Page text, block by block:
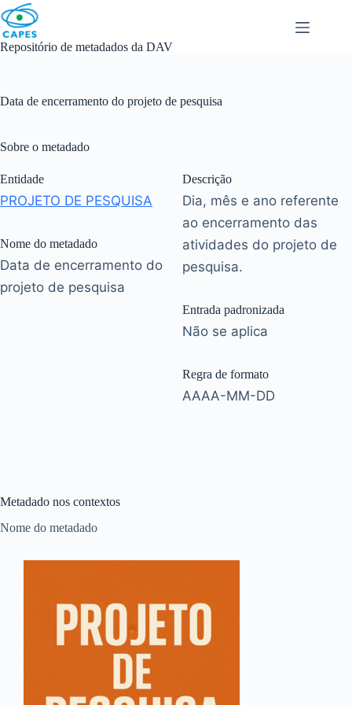
Skip
to
content
Repositório de metadados da DAV
Data de encerramento do projeto de pesquisa
Sobre o metadado
Entidade
PROJETO DE PESQUISA
Nome do metadado
Data de encerramento do
projeto de pesquisa
Descrição
Dia, mês e ano referente
ao encerramento das
atividades do projeto de
pesquisa.
Entrada padronizada
Não se aplica
Regra de formato
AAAA-MM-DD
Metadado nos contextos
Nome do metadado